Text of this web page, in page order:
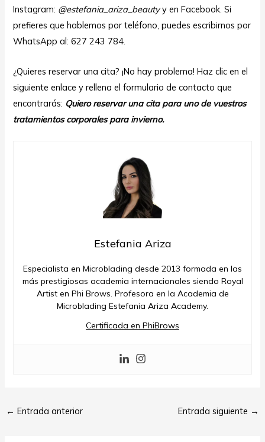
Instagram: @estefania_ariza_beauty y enFacebook. Si
prefieres que hablemos por teléfono, puedes escribirnos por
WhatsApp al: 627 243 784.
¿Quieres reservar una cita? ¡No hay problema! Haz clic en el
siguiente enlace y rellena el formulario de contacto que
encontrarás: Quiero reservar una cita para uno de vuestros
tratamientos corporales para invierno.
Estefania Ariza
Especialista en Microblading desde 2013 formada en las
más prestigiosas academia internacionales siendo Royal
Artist en Phi Brows. Profesora en la Academia de
Microblading Estefania Ariza Academy.
Certificada en PhiBrows
← Entrada anterior Entrada siguiente →